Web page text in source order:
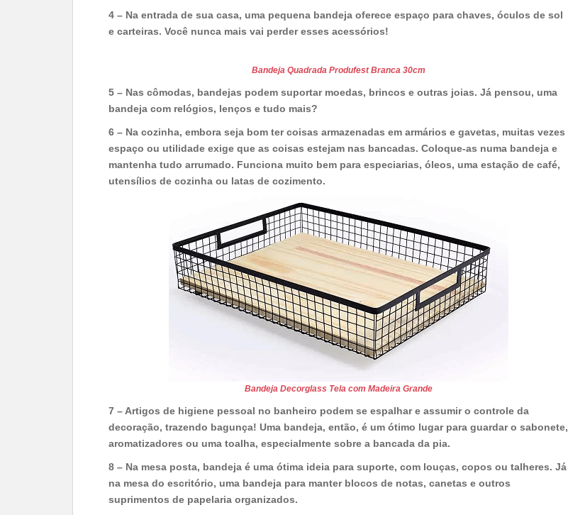
4 – Na entrada de sua casa, uma pequena bandeja oferece espaço para chaves, óculos de sol
e carteiras. Você nunca mais vai perder esses acessórios!
Bandeja Quadrada Produfest Branca 30cm
5 – Nas cômodas, bandejas podem suportar moedas, brincos e outras joias. Já pensou, uma
bandeja com relógios, lenços e tudo mais?
6 – Na cozinha, embora seja bom ter coisas armazenadas em armários e gavetas, muitas vezes
espaço ou utilidade exige que as coisas estejam nas bancadas. Coloque-as numa bandeja e
mantenha tudo arrumado. Funciona muito bem para especiarias, óleos, uma estação de café,
utensílios de cozinha ou latas de cozimento.
Bandeja Decorglass Tela com Madeira Grande
7 – Artigos de higiene pessoal no banheiro podem se espalhar e assumir o controle da
decoração, trazendo bagunça! Uma bandeja, então, é um ótimo lugar para guardar o sabonete,
aromatizadores ou uma toalha, especialmente sobre a bancada da pia.
8 – Na mesa posta, bandeja é uma ótima ideia para suporte, com louças, copos ou talheres. Já
na mesa do escritório, uma bandeja para manter blocos de notas, canetas e outros
suprimentos de papelaria organizados.